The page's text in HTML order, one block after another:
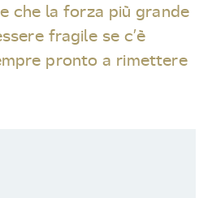
che la forza più grande
fragile se c’è
pronto a rimettere